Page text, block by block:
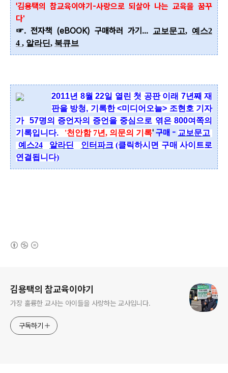
'김용택의 참교육이야기-사랑으로 되살아 나는 교육을 꿈꾸
다'
☞. 전자책 (eBOOK) 구매하러 가기...
교보문고, 예스2
4 , 알라딘, 북큐브
2011년 8월 22일 열린 첫 공판 이래 7년째 재
판을 방청, 기록한 <미디어오늘> 조현호 기자
가 57명의 증언자의 증언을 중심으로 엮은 800여쪽의
기록입니다.
'천안함 7년, 의문의 기록' 구매 - 교보문고
예스24
알라딘 인터파크(클릭하시면 구매 사이트로
연결됩니다)
김용택의 참교육이야기
가장 훌륭한 교사는 아이들을 사랑하는 교사입니다.
구독하기